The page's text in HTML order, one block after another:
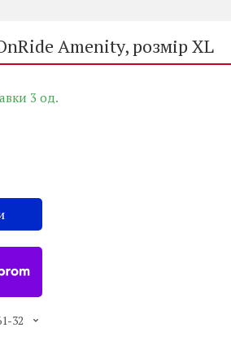
Amenity, розмір XL
3 од.
32